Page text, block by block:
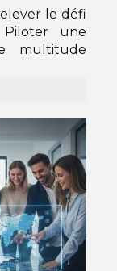
le défi
une
multitude